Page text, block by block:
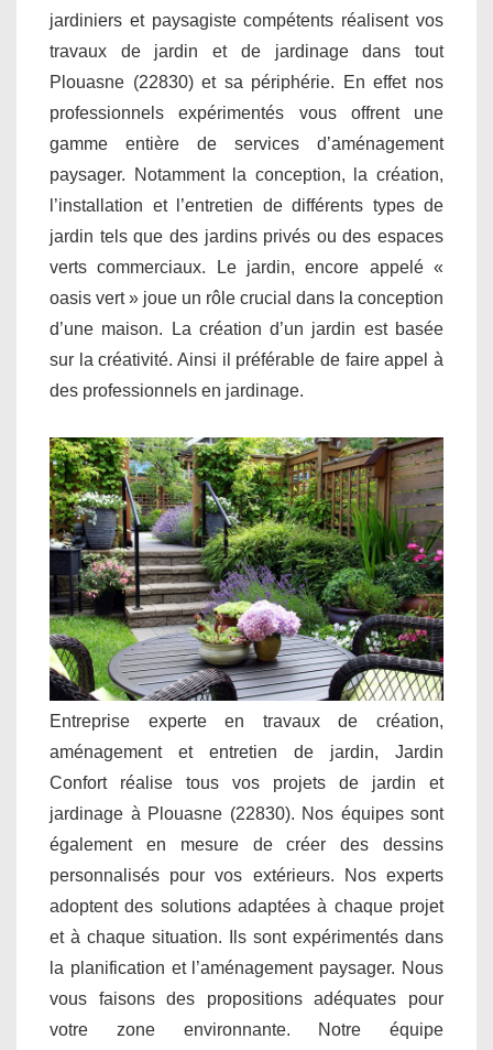
jardiniers et paysagiste compétents réalisent vos
travaux de jardin et de jardinage dans tout
Plouasne (22830) et sa périphérie. En effet nos
professionnels expérimentés vous offrent une
gamme entière de services d’aménagement
paysager. Notamment la conception, la création,
l’installation et l’entretien de différents types de
jardin tels que des jardins privés ou des espaces
verts commerciaux. Le jardin, encore appelé «
oasis vert » joue un rôle crucial dans la conception
d’une maison. La création d’un jardin est basée
sur la créativité. Ainsi il préférable de faire appel à
des professionnels en jardinage.
Entreprise experte en travaux de création,
aménagement et entretien de jardin, Jardin
Confort réalise tous vos projets de jardin et
jardinage à Plouasne (22830). Nos équipes sont
également en mesure de créer des dessins
personnalisés pour vos extérieurs. Nos experts
adoptent des solutions adaptées à chaque projet
et à chaque situation. Ils sont expérimentés dans
la planification et l’aménagement paysager. Nous
vous faisons des propositions adéquates pour
votre zone environnante. Notre équipe